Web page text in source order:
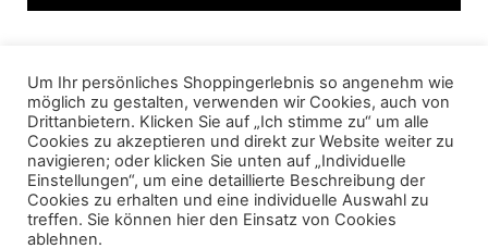
© 2023 AMOUR FOU Online Shop für Fashion
AGB
DATENSCHUTZ
IMPRESSUM
Um Ihr persönliches Shoppingerlebnis so angenehm wie
möglich zu gestalten, verwenden wir Cookies, auch von
Drittanbietern. Klicken Sie auf „Ich stimme zu“ um alle
Cookies zu akzeptieren und direkt zur Website weiter zu
navigieren; oder klicken Sie unten auf „Individuelle
Einstellungen“, um eine detaillierte Beschreibung der
Cookies zu erhalten und eine individuelle Auswahl zu
treffen. Sie können hier den Einsatz von Cookies
ablehnen.